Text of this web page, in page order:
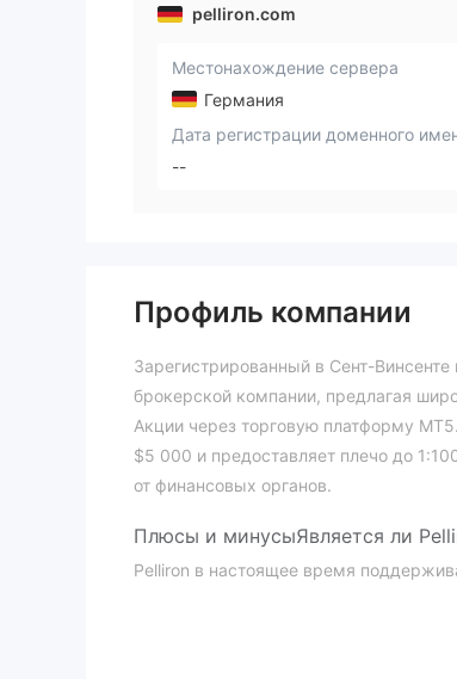
pelliron.com
Местонахождение сервера
Германия
Дата регистрации доменного
--
Профиль компании
Зарегистрированный в Сент-
брокерской компании, предлагая
Акции через торговую платформу
$5 000 и предоставляет плечо до
от финансовых органов.
Плюсы и минусыЯвляется ли
Pelliron в настоящее время